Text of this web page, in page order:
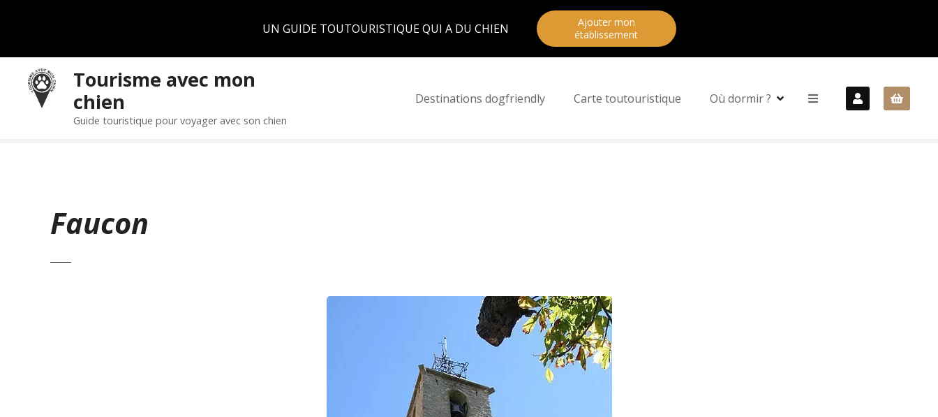
UN GUIDE TOUTOURISTIQUE QUI A DU CHIEN
Ajouter mon
établissement
Tourisme avec mon
chien
Guide touristique pour voyager avec son chien
Destinations dogfriendly Carte toutouristique Où dormir ?
Faucon